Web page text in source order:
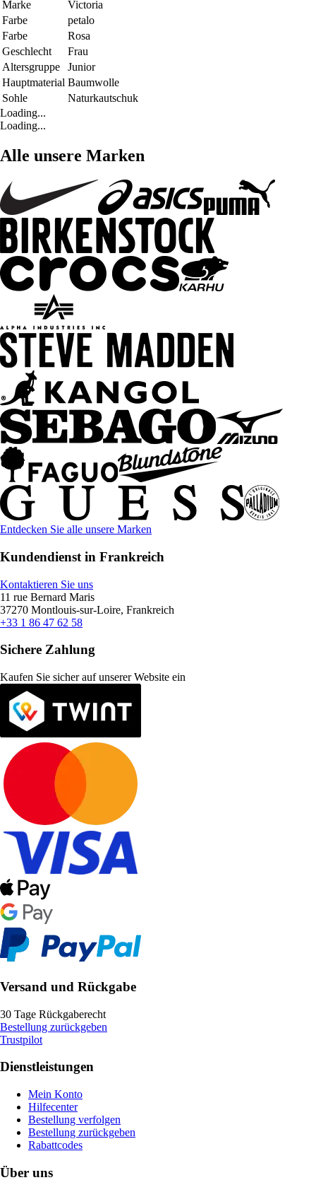
Marke
Victoria
Farbe
petalo
Farbe
Rosa
Geschlecht
Frau
Altersgruppe
Junior
Hauptmaterial Baumwolle
Sohle
Naturkautschuk
Loading...
Loading...
Alle unsere Marken
Entdecken Sie alle unsere Marken
Kundendienst in Frankreich
Kontaktieren Sie uns
11 rue Bernard Maris
37270 Montlouis-sur-Loire, Frankreich
+33 1 86 47 62 58
Sichere Zahlung
Kaufen Sie sicher auf unserer Website ein
Versand und Rückgabe
30 Tage Rückgaberecht
Bestellung zurückgeben
Trustpilot
Dienstleistungen
Mein Konto
Hilfecenter
Bestellung verfolgen
Bestellung zurückgeben
Rabattcodes
Über uns